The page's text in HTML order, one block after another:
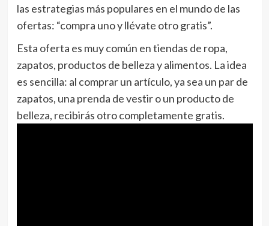
las estrategias más populares en el mundo de las
ofertas: “compra uno y llévate otro gratis”.
Esta oferta es muy común en tiendas de ropa,
zapatos, productos de belleza y alimentos. La idea
es sencilla: al comprar un artículo, ya sea un par de
zapatos, una prenda de vestir o un producto de
belleza, recibirás otro completamente gratis.